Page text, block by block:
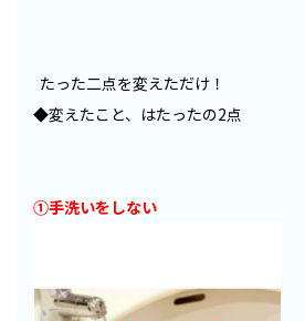
たった二点を変えただけ！
◆変えたこと、はたったの2点
①手洗いをしない